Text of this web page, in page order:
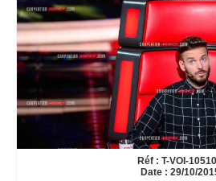
Réf : T-VOI-
Date : 29/10/